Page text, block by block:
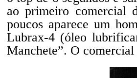
ao primeiro comercial
poucos aparece um
Lubrax-4 (óleo
Manchete”. O